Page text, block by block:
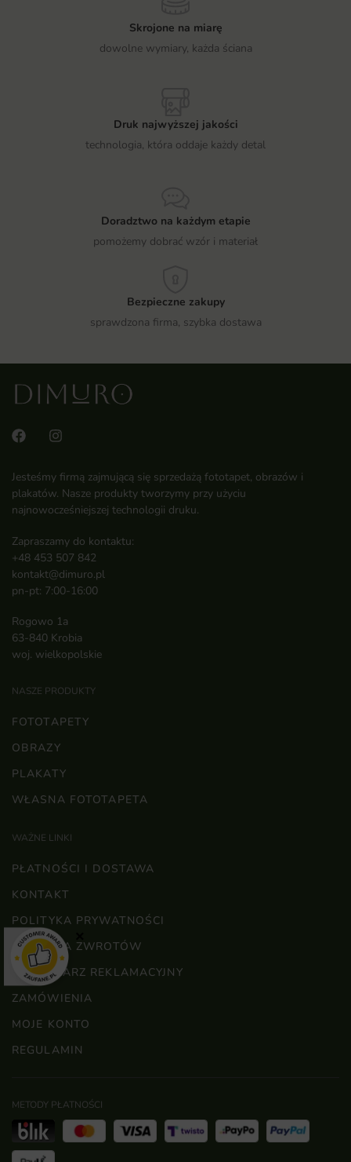
Skrojone na miarę
dowolne wymiary, każda ściana
Druk najwyższej jakości
technologia, która oddaje każdy detal
Doradztwo na każdym etapie
pomożemy dobrać wzór i materiał
Bezpieczne zakupy
sprawdzona firma, szybka dostawa
Jesteśmy firmą zajmującą się sprzedażą fototapet, obrazów i
plakatów. Nasze produkty tworzymy przy użyciu
najnowocześniejszej technologii druku.
Zapraszamy do kontaktu:
+48 453 507 842
kontakt@dimuro.pl
pn-pt: 7:00-16:00
Rogowo 1a
63-840 Krobia
woj. wielkopolskie
NASZE PRODUKTY
FOTOTAPETY
OBRAZY
PLAKATY
WŁASNA FOTOTAPETA
WAŻNE LINKI
PŁATNOŚCI I DOSTAWA
KONTAKT
POLITYKA PRYWATNOŚCI
POLITYKA ZWROTÓW
FORMULARZ REKLAMACYJNY
ZAMÓWIENIA
MOJE KONTO
REGULAMIN
METODY PŁATNOŚCI